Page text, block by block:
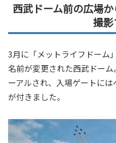
西武ドーム前の広場
撮影
3月に「メットライフドーム
名前が変更された西武ドー
ーアルされ、入場ゲートに
が付きました。